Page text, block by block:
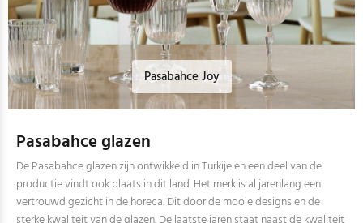
Pasabahce Joy
Pasabahce glazen
De Pasabahce glazen zijn ontwikkeld in Turkije en een deel van de
productie vindt ook plaats in dit land. Het merk is al jarenlang een
vertrouwd gezicht in de horeca. Dit door de mooie designs en de